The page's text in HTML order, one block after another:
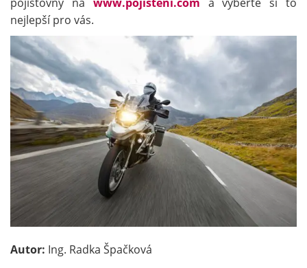
nejlepší pro vás.
Autor: Ing. Radka Špačková